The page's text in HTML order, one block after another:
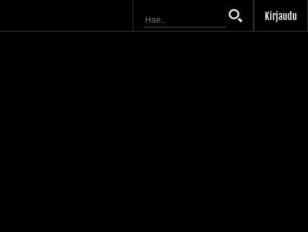
Kirjaudu